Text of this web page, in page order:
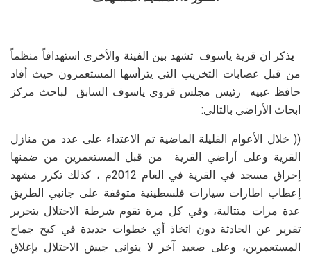
يذكر ان قرية ياسوف تشهد بين الفينة والأخرى استهدافاً منظماً
من قبل عصابات التخريب التي يترأسها المستعمرون حيث أفاد
حافظ عبيه رئيس مجلس قروي ياسوف السابق لباحث مركز
ابحاث الأراضي بالتالي:
(( خلال الأعوام القليلة الماضية تم الاعتداء على عدد من منازل
القرية وعلى أراضي القرية من قبل المستعمرين من ضمنها
إحراق مسجد في القرية في العام 2012م ، كذلك تكرر مشهد
إعطاب اطارات سيارات فلسطينية متوقفة على جانبي الطريق
عدة مرات متتالية، وفي كل مرة تقوم شرطة الاحتلال بتحرير
تقرير عن الحادثة دون اتخاذ أي خطوات جديدة في كبح جماح
المستعمرين، وعلى صعيد آخر لا يتوانى جيش الاحتلال بإغلاق